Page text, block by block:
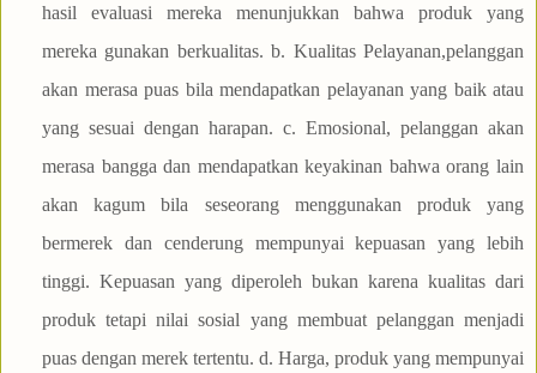
hasil evaluasi mereka menunjukkan bahwa produk yang
mereka gunakan berkualitas. b. Kualitas Pelayanan,pelanggan
akan merasa puas bila mendapatkan pelayanan yang baik atau
yang sesuai dengan harapan. c. Emosional, pelanggan akan
merasa bangga dan mendapatkan keyakinan bahwa orang lain
akan kagum bila seseorang menggunakan produk yang
bermerek dan cenderung mempunyai kepuasan yang lebih
tinggi. Kepuasan yang diperoleh bukan karena kualitas dari
produk tetapi nilai sosial yang membuat pelanggan menjadi
puas dengan merek tertentu. d. Harga, produk yang mempunyai